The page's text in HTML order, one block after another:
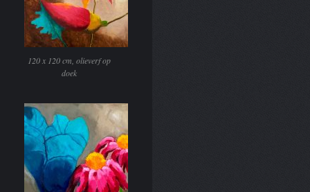
120 x 120 cm, olieverf op
doek